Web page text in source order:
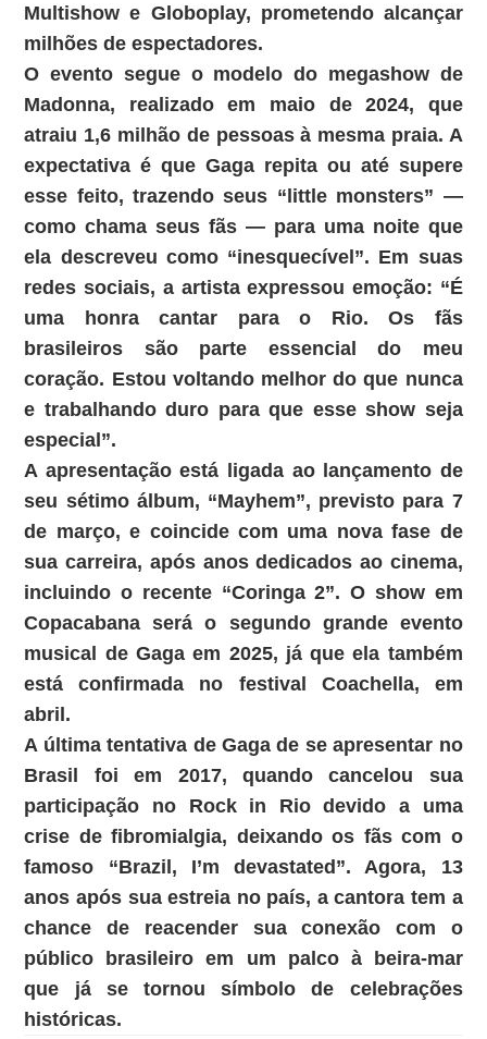
Multishow e Globoplay, prometendo alcançar
milhões de espectadores.
O evento segue o modelo do megashow de
Madonna, realizado em maio de 2024, que
atraiu 1,6 milhão de pessoas à mesma praia. A
expectativa é que Gaga repita ou até supere
esse feito, trazendo seus “little monsters” —
como chama seus fãs — para uma noite que
ela descreveu como “inesquecível”. Em suas
redes sociais, a artista expressou emoção: “É
uma honra cantar para o Rio. Os fãs
brasileiros são parte essencial do meu
coração. Estou voltando melhor do que nunca
e trabalhando duro para que esse show seja
especial”.
A apresentação está ligada ao lançamento de
seu sétimo álbum, “Mayhem”, previsto para 7
de março, e coincide com uma nova fase de
sua carreira, após anos dedicados ao cinema,
incluindo o recente “Coringa 2”. O show em
Copacabana será o segundo grande evento
musical de Gaga em 2025, já que ela também
está confirmada no festival Coachella, em
abril.
A última tentativa de Gaga de se apresentar no
Brasil foi em 2017, quando cancelou sua
participação no Rock in Rio devido a uma
crise de fibromialgia, deixando os fãs com o
famoso “Brazil, I’m devastated”. Agora, 13
anos após sua estreia no país, a cantora tem a
chance de reacender sua conexão com o
público brasileiro em um palco à beira-mar
que já se tornou símbolo de celebrações
históricas.